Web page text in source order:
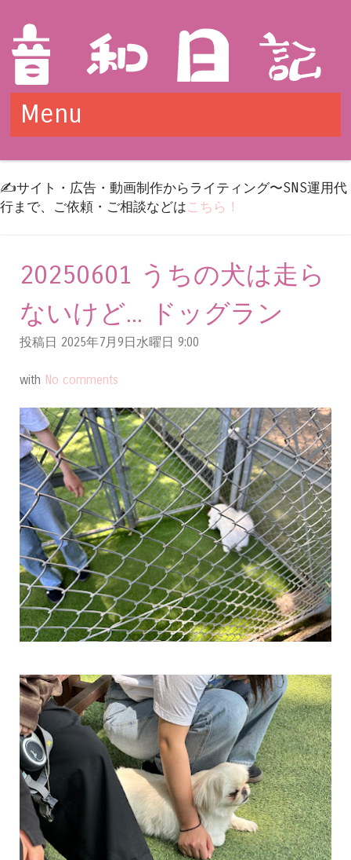
Menu
✍️サイト・広告・動画制作からライティング〜SNS運用代
行まで、ご依頼・ご相談などはこちら！
20250601 うちの犬は走ら
ないけど... ドッグラン
投稿日 2025年7月9日水曜日 9:00
with No comments